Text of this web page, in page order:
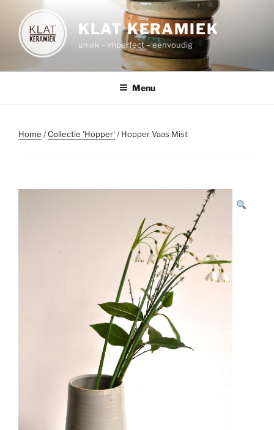
inhoud
KLAT KERAMIEK
uniek – imperfect – eenvoudig
Menu
Home /Collectie 'Hopper'/ Hopper Vaas Mist